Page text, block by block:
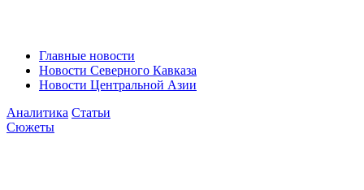
Главные новости
Новости Северного Кавказа
Новости Центральной Азии
Аналитика Статьи
Сюжеты